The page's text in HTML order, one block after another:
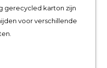
gerecycled karton zijn
voor verschillende